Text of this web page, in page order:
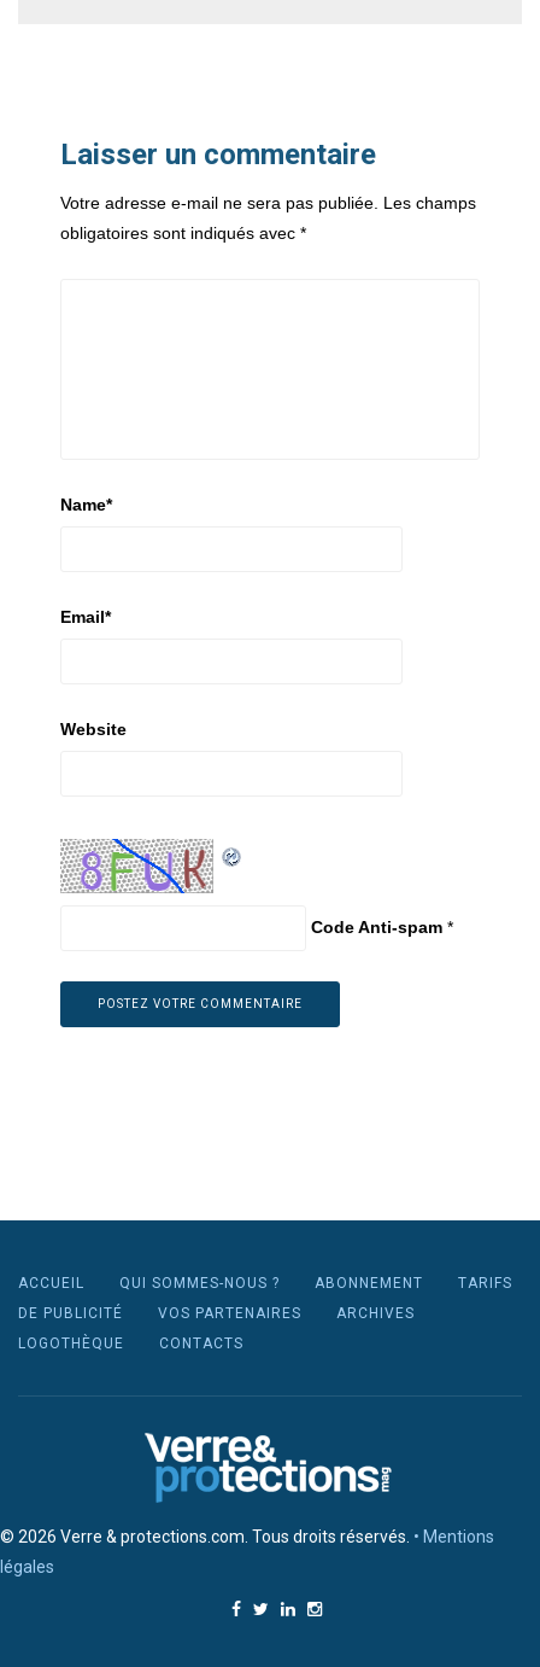
Laisser un commentaire
Votre adresse e-mail ne sera pas publiée. Les champs
obligatoires sont indiqués avec *
Name*
Email*
Website
Code Anti-spam *
ACCUEIL QUI SOMMES-NOUS ? ABONNEMENT
TARIFS
DE PUBLICITÉ
VOS PARTENAIRES
ARCHIVES
LOGOTHÈQUE
CONTACTS
© 2026 Verre & protections.com. Tous droits réservés. • Mentions
légales